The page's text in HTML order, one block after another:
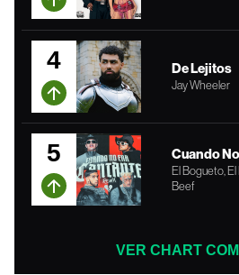
4 De Lejitos
Jay Wheeler
5 Cuando
El Bogueto,
Beef
VER CHART